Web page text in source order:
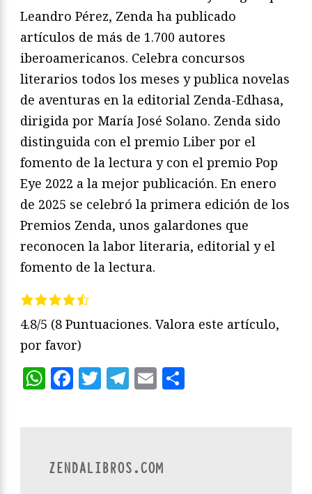
Leandro Pérez, Zenda ha publicado
artículos de más de 1.700 autores
iberoamericanos. Celebra concursos
literarios todos los meses y publica novelas
de aventuras en la editorial Zenda-Edhasa,
dirigida por María José Solano. Zenda sido
distinguida con el premio Liber por el
fomento de la lectura y con el premio Pop
Eye 2022 a la mejor publicación. En enero
de 2025 se celebró la primera edición de los
Premios Zenda, unos galardones que
reconocen la labor literaria, editorial y el
fomento de la lectura.
4.8/5 (8 Puntuaciones. Valora este artículo,
por favor)
WhatsApp
Facebook
Twitter
Telegram
Email
ZENDALIBROS.COM